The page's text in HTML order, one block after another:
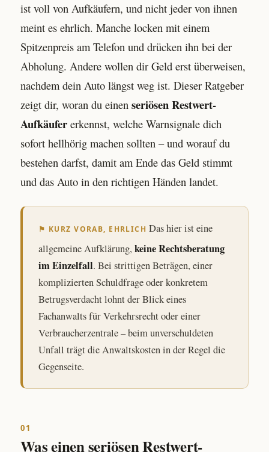
ist voll von Aufkäufern, und nicht jeder von ihnen
meint es ehrlich. Manche locken mit einem
Spitzenpreis am Telefon und drücken ihn bei der
Abholung. Andere wollen dir Geld erst überweisen,
nachdem dein Auto längst weg ist. Dieser Ratgeber
zeigt dir, woran du einen seriösen Restwert-
Aufkäufer erkennst, welche Warnsignale dich
sofort hellhörig machen sollten – und worauf du
bestehen darfst, damit am Ende das Geld stimmt
und das Auto in den richtigen Händen landet.
⚑ KURZ VORAB, EHRLICH Das hier ist eine
allgemeine Aufklärung, keine Rechtsberatung
im Einzelfall. Bei strittigen Beträgen, einer
komplizierten Schuldfrage oder konkretem
Betrugsverdacht lohnt der Blick eines
Fachanwalts für Verkehrsrecht oder einer
Verbraucherzentrale – beim unverschuldeten
Unfall trägt die Anwaltskosten in der Regel die
Gegenseite.
01
Was einen seriösen Restwert-